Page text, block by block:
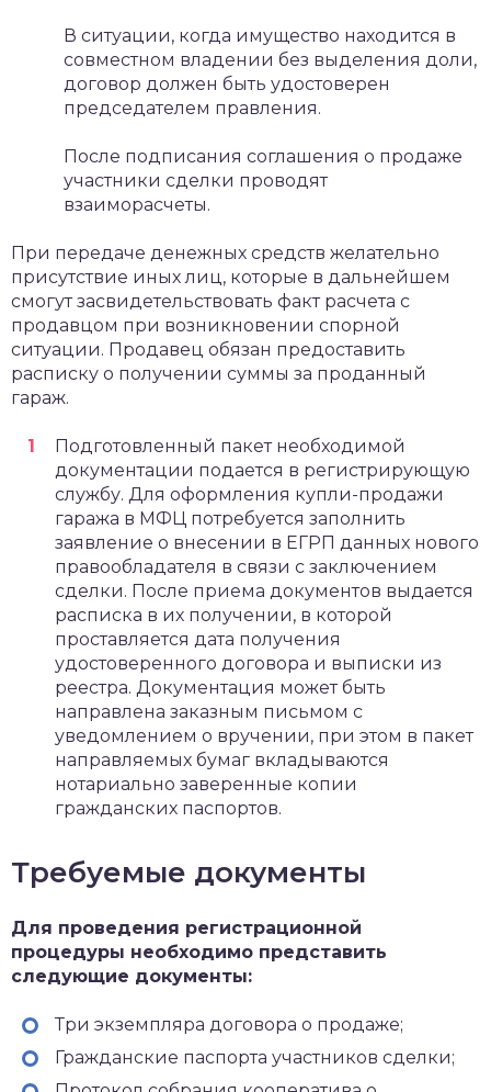
В ситуации, когда имущество находится в
совместном владении без выделения доли,
договор должен быть удостоверен
председателем правления.
После подписания соглашения о продаже
участники сделки проводят
взаиморасчеты.
При передаче денежных средств желательно
присутствие иных лиц, которые в дальнейшем
смогут засвидетельствовать факт расчета с
продавцом при возникновении спорной
ситуации. Продавец обязан предоставить
расписку о получении суммы за проданный
гараж.
Подготовленный пакет необходимой
документации подается в регистрирующую
службу. Для оформления купли-продажи
гаража в МФЦ потребуется заполнить
заявление о внесении в ЕГРП данных нового
правообладателя в связи с заключением
сделки. После приема документов выдается
расписка в их получении, в которой
проставляется дата получения
удостоверенного договора и выписки из
реестра. Документация может быть
направлена заказным письмом с
уведомлением о вручении, при этом в пакет
направляемых бумаг вкладываются
нотариально заверенные копии
гражданских паспортов.
Требуемые документы
Для проведения регистрационной
процедуры необходимо представить
следующие документы:
Три экземпляра договора о продаже;
Гражданские паспорта участников сделки;